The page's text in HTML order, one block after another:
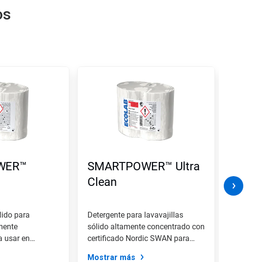
para
usar en
SMARTPOWER™ Ultra
Clean
Detergente para lavavajillas
sólido altamente concentrado con
certificado Nordic SWAN para
Mostrar más